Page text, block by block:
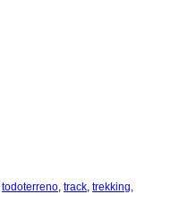
todoterreno, track, trekking,